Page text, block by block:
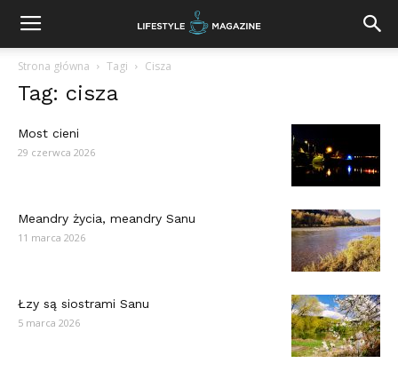
Strona główna Tagi Cisza
Tag: cisza
Most cieni
29 czerwca 2026
Meandry życia, meandry Sanu
11 marca 2026
Łzy są siostrami Sanu
5 marca 2026